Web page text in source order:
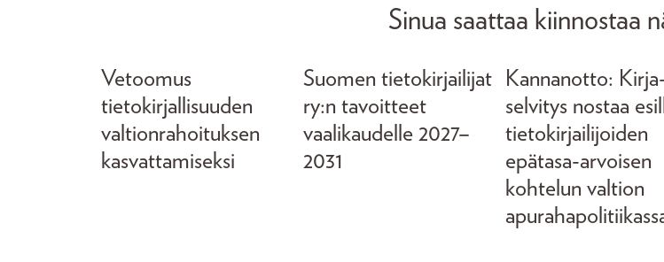
Sinua saattaa kiinnostaa
Vetoomus
tietokirjallisuuden
valtionrahoituksen
kasvattamiseksi
Suomen tietokirjailijat
ry:n tavoitteet
vaalikaudelle 2027–
2031
Kannanotto:
selvitys nostaa
tietokirjailijoiden
epätasa-arvoisen
kohtelun valtion